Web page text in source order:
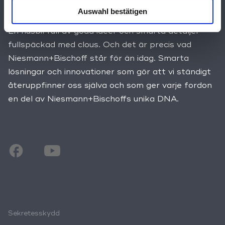
Auswahl bestätigen
En husbil full av goda idéer och smarta detaljer –
fullspäckad med clous. Och det är precis vad
Niesmann+Bischoff står för än idag. Smarta
lösningar och innovationer som gör att vi ständigt
återuppfinner oss själva och som ger varje fordon
en del av Niesmann+Bischoffs unika DNA.
Sekretesskydd